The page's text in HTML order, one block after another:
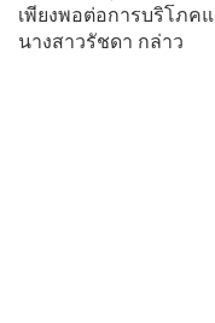
เพียงพอต่อการบริโภค
นางสาวรัชดา กล่าว